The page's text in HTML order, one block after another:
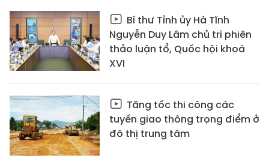
Bí thư Tỉnh ủy Hà Tĩnh
Nguyễn Duy Lâm chủ trì phiên
thảo luận tổ, Quốc hội khoá
XVI
Tăng tốc thi công các
tuyến giao thông trọng điểm ở
đô thị trung tâm